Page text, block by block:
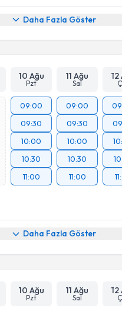
Daha Fazla Göster
10 Ağu
Pzt
11 Ağu
Sal
12
09:00
09:30
10:00
10:30
11:00
09:00
09:30
10:00
10:30
11:00
Daha Fazla Göster
10 Ağu
Pzt
11 Ağu
Sal
12